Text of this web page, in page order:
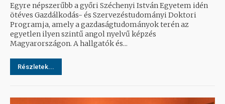
Egyre népszerűbb a győri Széchenyi István Egyetem idén
ötéves Gazdálkodás- és Szervezéstudományi Doktori
Programja, amely a gazdaságtudományok terén az
egyetlen ilyen szintű angol nyelvű képzés
Magyarországon. A hallgatók és...
Részletek...